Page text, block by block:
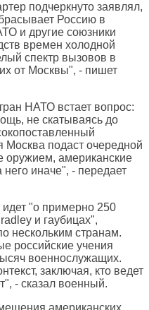
подчеркнуто заявлял,
Россию в
и другие союзники
времен холодной
спектр вызовов в
от Москвы", - пишет
НАТО встает вопрос:
не скатываясь до
Москва подаст очередной
американские
иначе", - передает
идет "о примерно 250
и гаубицах",
нескольким странам.
российские учения
военнослужащих.
заключая, кто ведет
- сказал военный.